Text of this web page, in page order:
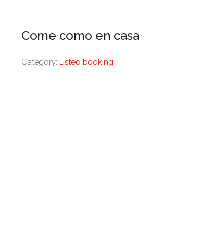
Come como en casa
Category:Listeo booking